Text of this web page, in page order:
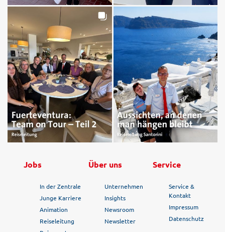
Jobs
In der Zentrale
Junge Karriere
Animation
Reiseleitung
Über uns
Unternehmen
Insights
Newsroom
Newsletter
Service
Service &
Kontakt
Impressum
Datenschutz